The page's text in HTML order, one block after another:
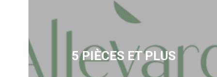
5 PIÈCES ET PLUS